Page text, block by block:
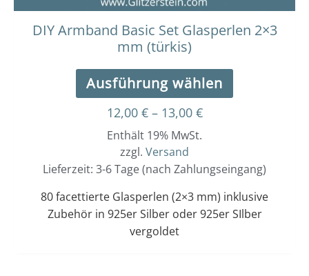
DIY Armband Basic Set Glasperlen 2×3
mm (türkis)
Ausführung wählen
werden
12,00 € – 13,00 €
Enthält 19% MwSt.
zzgl. Versand
Lieferzeit: 3-6 Tage (nach Zahlungseingang)
80 facettierte Glasperlen (2×3 mm) inklusive
Zubehör in 925er Silber oder 925er SIlber
vergoldet